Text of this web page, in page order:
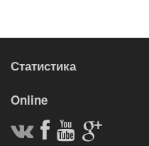
Статистика
Online